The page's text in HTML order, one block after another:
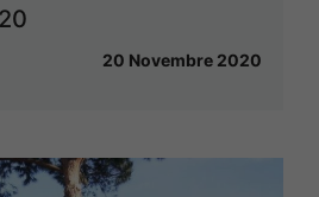
20 Novembre 2020